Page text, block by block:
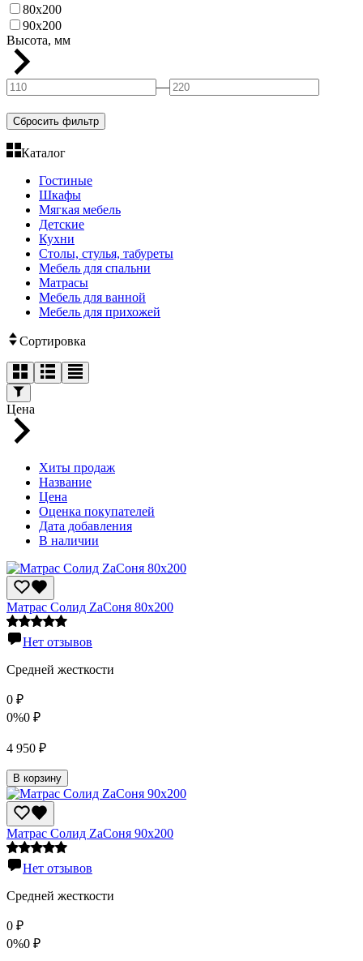
80х200
90х200
Высота, мм
—
Сбросить фильтр
Каталог
Гостиные
Шкафы
Мягкая мебель
Детские
Кухни
Столы, стулья, табуреты
Мебель для спальни
Матрасы
Мебель для ванной
Мебель для прихожей
Сортировка
Цена
Хиты продаж
Название
Цена
Оценка покупателей
Дата добавления
В наличии
Матрас Солид ZaСоня 80х200
Нет отзывов
Средней жесткости
0 ₽
0%0 ₽
4 950 ₽
В корзину
Матрас Солид ZaСоня 90х200
Нет отзывов
Средней жесткости
0 ₽
0%0 ₽